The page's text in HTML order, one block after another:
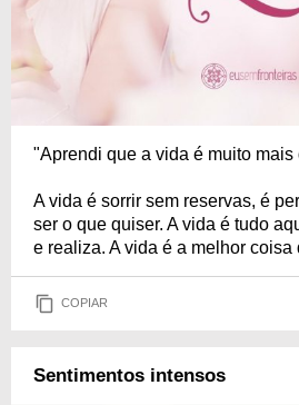
"Aprendi que a vida é muito mais
A vida é sorrir sem reservas, é
ser o que quiser. A vida é tudo
e realiza. A vida é a melhor coisa
COPIAR
Sentimentos intensos